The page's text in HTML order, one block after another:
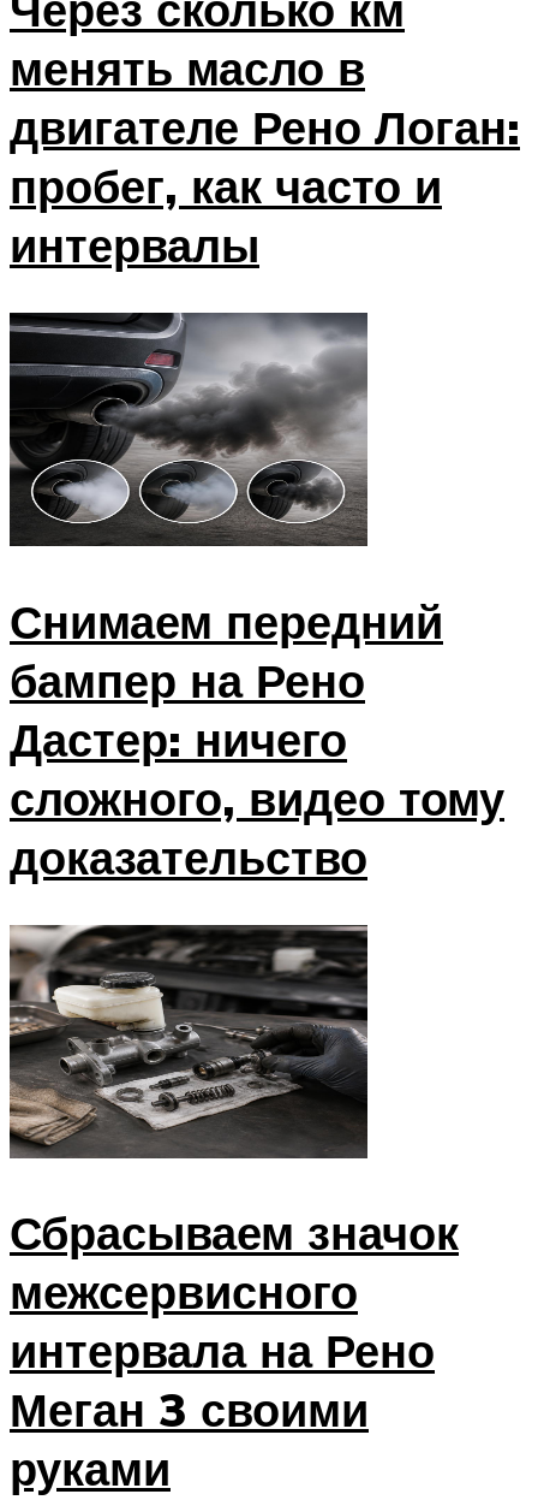
менять масло в
двигателе Рено Логан:
пробег, как часто и
интервалы
Снимаем передний
бампер на Рено
Дастер: ничего
сложного, видео тому
доказательство
Сбрасываем значок
межсервисного
интервала на Рено
Меган 3 своими
руками